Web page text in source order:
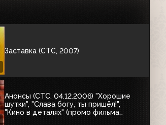
Заставка (СТС, 2007)
Анонсы (СТС, 04.12.2006) "Хорошие
шутки", "Слава богу, ты пришёл!",
"Кино в деталях" (промо фильма